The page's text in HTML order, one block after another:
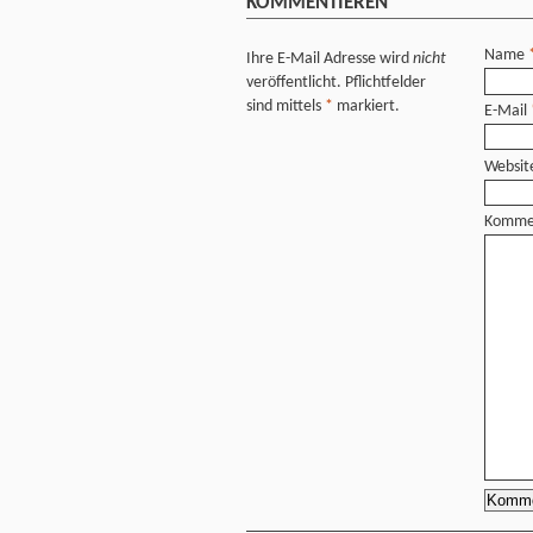
Ihre E-Mail Adresse wird nicht
veröffentlicht. Pflichtfelder
sind mittels * markiert.
Name
E-Mail